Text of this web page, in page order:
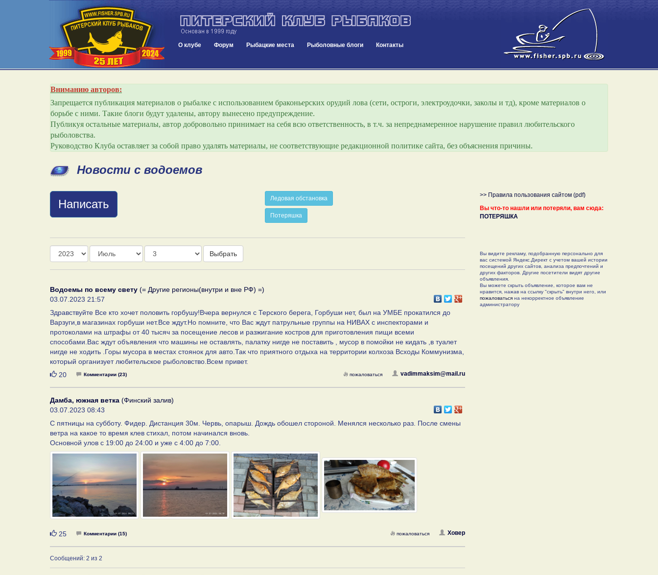
О клубе Форум Рыбацкие места Рыболовные блоги Контакты
Вниманию авторов:
Запрещается публикация материалов о рыбалке с использованием браконьерских орудий лова (сети, остроги, электроудочки, заколы и тд), кроме материалов о
борьбе с ними. Такие блоги будут удалены, автору вынесено предупреждение.
Публикуя остальные материалы, автор добровольно принимает на себя всю ответственность, в т.ч. за непреднамеренное нарушение правил любительского
рыболовства.
Руководство Клуба оставляет за собой право удалять материалы, не соответствующие редакционной политике сайта, без объяснения причины.
Новости с водоемов
Написать Ледовая обстановка
Потеряшка
Год Месяц День
Выбрать
Водоемы по всему свету (= Другие регионы(внутри и вне РФ) =)
03.07.2023 21:57
Здравствуйте Все кто хочет половить горбушу!Вчера вернулся с Терского берега, Горбуши нет, был на УМБЕ прокатился до
Варзуги,в магазинах горбуши нет.Все ждут.Но помните, что Вас ждут патрульные группы на НИВАХ с инспекторами и
протоколами на штрафы от 40 тысяч за посещение лесов и разжигание костров для приготовления пищи всеми
способами.Вас ждут объявления что машины не оставлять, палатку нигде не поставить , мусор в помойки не кидать ,в туалет
нигде не ходить .Горы мусора в местах стоянок для авто.Так что приятного отдыха на территории колхоза Всходы Коммунизма,
который организует любительское рыболовство.Всем привет.
Нравится
20 Комментарии (23) vadimmaksim@mail.ru
пожаловаться
Дамба, южная ветка (Финский залив)
03.07.2023 08:43
C пятницы на субботу. Фидер. Дистанция 30м. Червь, опарыш. Дождь обошел стороной. Менялся несколько раз. После смены
ветра на какое то время клев стихал, потом начинался вновь.
Основной улов с 19:00 до 24:00 и уже с 4:00 до 7:00.
Нравится
25 Комментарии (15) Ховер
пожаловаться
Сообщений: 2 из 2
>> Правила пользования сайтом (pdf)
Вы что-то нашли или потеряли, вам сюда:
ПОТЕРЯШКА
Вы видите рекламу, подобранную персонально для
вас системой Яндекс.Директ с учетом вашей истории
посещений других сайтов, анализа предпочтений и
других факторов. Другие посетители видят другие
объявления.
Вы можете скрыть объявление, которое вам не
нравится, нажав на ссылку "скрыть" внутри него, или
пожаловатьсяна некорректное объявление
администратору